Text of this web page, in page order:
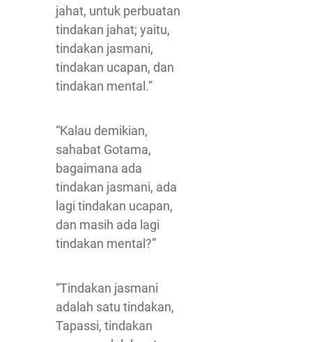
jahat, untuk perbuatan
tindakan jahat; yaitu,
tindakan jasmani,
tindakan ucapan, dan
tindakan mental.”
“Kalau demikian,
sahabat Gotama,
bagaimana ada
tindakan jasmani, ada
lagi tindakan ucapan,
dan masih ada lagi
tindakan mental?”
“Tindakan jasmani
adalah satu tindakan,
Tapassi, tindakan